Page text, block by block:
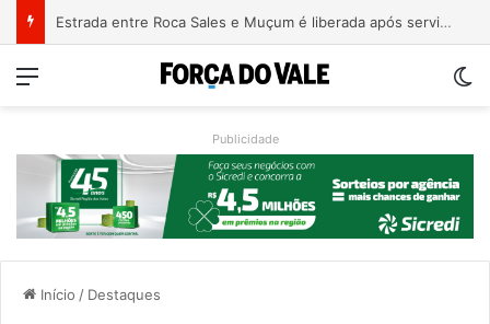
Estrada entre Roca Sales e Muçum é liberada após serviços de manutenção
Menu
Publicidade
Início / Destaques